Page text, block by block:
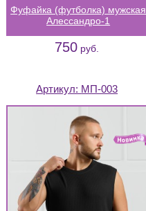
Фуфайка (футболка) мужская
Алессандро-1
750 руб.
Артикул: МП-003